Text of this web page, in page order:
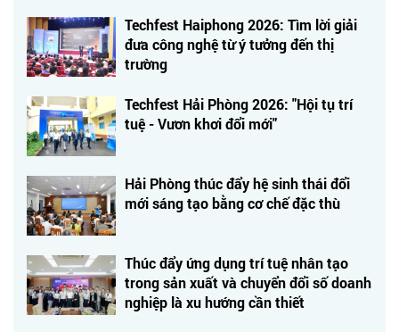
Techfest Haiphong 2026: Tìm lời giải
đưa công nghệ từ ý tưởng đến thị
trường
Techfest Hải Phòng 2026: "Hội tụ trí
tuệ - Vươn khơi đổi mới"
Hải Phòng thúc đẩy hệ sinh thái đổi
mới sáng tạo bằng cơ chế đặc thù
Thúc đẩy ứng dụng trí tuệ nhân tạo
trong sản xuất và chuyển đổi số doanh
nghiệp là xu hướng cần thiết